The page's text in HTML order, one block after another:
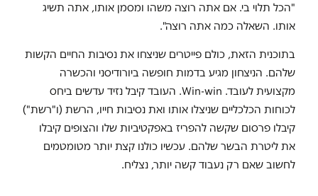
"הכל תלוי בי. אם אתה רוצה משהו ומסמן אותו, אתה תשיג
אותו. השאלה כמה אתה רוצה".
בתוכנית הזאת, כולם פייטרים שניצחו את נסיבות החיים הקשות
שלהם. הניצחון מגיע בדמות חופשה ביורודיסני והכשרה
מקצועית לעובד. Win-win. העובד קיבל נזיד עדשים ביחס
לכוחות הכלכליים שניצלו אותו ואת נסיבות חייו, הרשת (ו"רשת")
קיבלו פרסום שקשה להפריז באפקטיביות שלו והצופים קיבלו
את ליטרת הבשר שלהם. עכשיו כולנו קצת יותר מטומטמים
לחשוב שאם רק נעבוד קשה יותר, נצליח.